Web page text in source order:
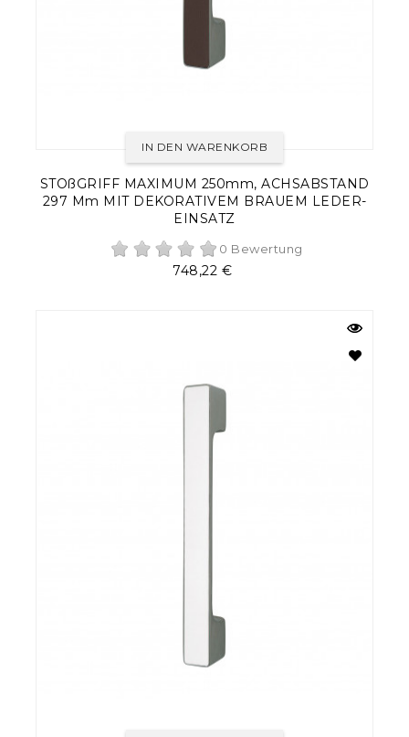
STOßGRIFF MAXIMUM 250mm, ACHSABSTAND
297 Mm MIT DEKORATIVEM BRAUEM LEDER-
EINSATZ
0 Bewertung
Preis
748,22 €
IN DEN WARENKORB